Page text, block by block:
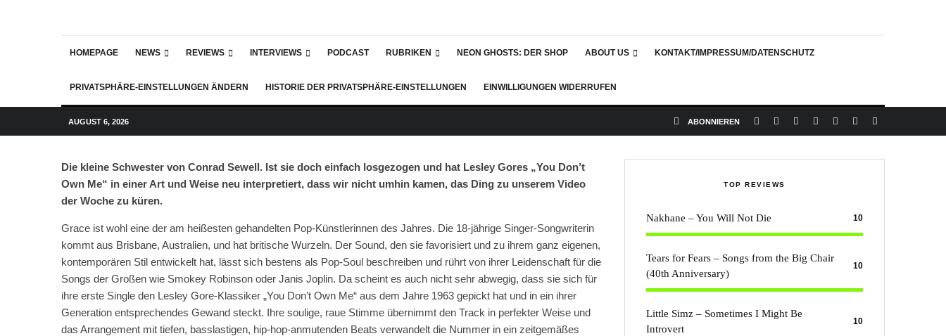
HOMEPAGE NEWS REVIEWS INTERVIEWS PODCAST RUBRIKEN NEON GHOSTS: DER SHOP ABOUT US KONTAKT/IMPRESSUM/DATENSCHUTZ
PRIVATSPHÄRE-EINSTELLUNGEN ÄNDERN HISTORIE DER PRIVATSPHÄRE-EINSTELLUNGEN EINWILLIGUNGEN WIDERRUFEN
AUGUST 6, 2026 ABONNIEREN
Die kleine Schwester von Conrad Sewell. Ist sie doch einfach losgezogen und hat Lesley Gores „You Don’t
Own Me“ in einer Art und Weise neu interpretiert, dass wir nicht umhin kamen, das Ding zu unserem Video
der Woche zu küren.
Grace ist wohl eine der am heißesten gehandelten Pop-Künstlerinnen des Jahres. Die 18-jährige Singer-Songwriterin
kommt aus Brisbane, Australien, und hat britische Wurzeln. Der Sound, den sie favorisiert und zu ihrem ganz eigenen,
kontemporären Stil entwickelt hat, lässt sich bestens als Pop-Soul beschreiben und rührt von ihrer Leidenschaft für die
Songs der Großen wie Smokey Robinson oder Janis Joplin. Da scheint es auch nicht sehr abwegig, dass sie sich für
ihre erste Single den Lesley Gore-Klassiker „You Don’t Own Me“ aus dem Jahre 1963 gepickt hat und in ein ihrer
Generation entsprechendes Gewand steckt. Ihre soulige, raue Stimme übernimmt den Track in perfekter Weise und
das Arrangement mit tiefen, basslastigen, hip-hop-anmutenden Beats verwandelt die Nummer in ein zeitgemäßes
TOP REVIEWS
Nakhane – You Will Not Die 10
Tears for Fears – Songs from the Big Chair
(40th Anniversary)
10
Little Simz – Sometimes I Might Be
Introvert
10